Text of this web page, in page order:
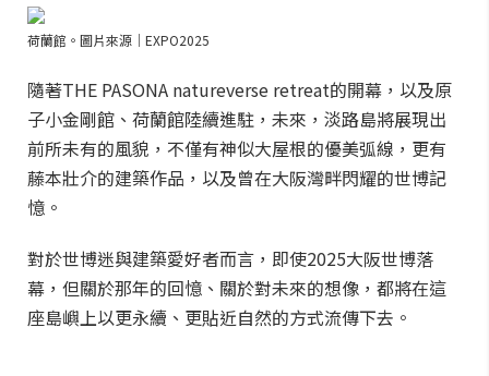
荷蘭館。圖片來源｜EXPO2025
隨著THE PASONA natureverse retreat的開幕，以及原
子小金剛館、荷蘭館陸續進駐，未來，淡路島將展現出
前所未有的風貌，不僅有神似大屋根的優美弧線，更有
藤本壯介的建築作品，以及曾在大阪灣畔閃耀的世博記
憶。
對於世博迷與建築愛好者而言，即使2025大阪世博落
幕，但關於那年的回憶、關於對未來的想像，都將在這
座島嶼上以更永續、更貼近自然的方式流傳下去。